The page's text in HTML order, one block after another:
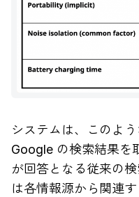
システムは、このよ
Google の検索結果を
が回答となる従来の
は各情報源から関連